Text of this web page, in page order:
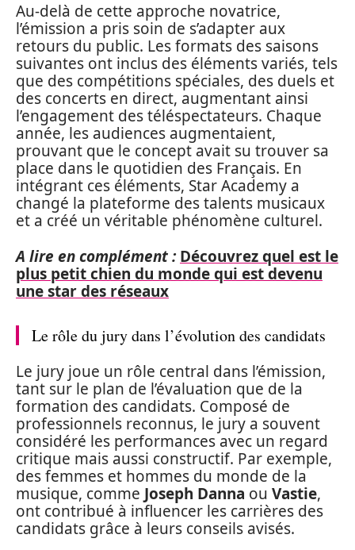
Au-delà de cette approche novatrice,
l’émission a pris soin de s’adapter aux
retours du public. Les formats des saisons
suivantes ont inclus des éléments variés, tels
que des compétitions spéciales, des duels et
des concerts en direct, augmentant ainsi
l’engagement des téléspectateurs. Chaque
année, les audiences augmentaient,
prouvant que le concept avait su trouver sa
place dans le quotidien des Français. En
intégrant ces éléments, Star Academy a
changé la plateforme des talents musicaux
et a créé un véritable phénomène culturel.
A lire en complément : Découvrez quel est le
plus petit chien du monde qui est devenu
une star des réseaux
Le rôle du jury dans l’évolution des candidats
Le jury joue un rôle central dans l’émission,
tant sur le plan de l’évaluation que de la
formation des candidats. Composé de
professionnels reconnus, le jury a souvent
considéré les performances avec un regard
critique mais aussi constructif. Par exemple,
des femmes et hommes du monde de la
musique, comme Joseph Danna ou Vastie,
ont contribué à influencer les carrières des
candidats grâce à leurs conseils avisés.